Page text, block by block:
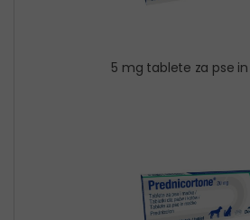
5 mg tablete za pse